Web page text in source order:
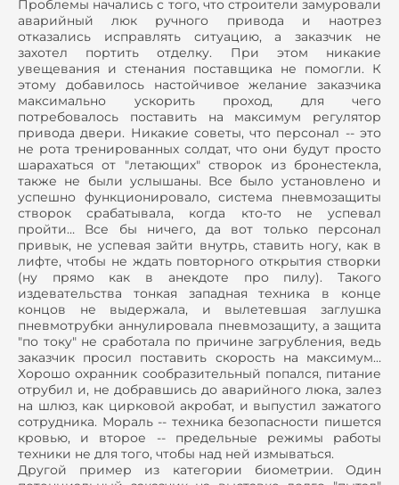
Проблемы начались с того, что строители замуровали
аварийный люк ручного привода и наотрез
отказались исправлять ситуацию, а заказчик не
захотел портить отделку. При этом никакие
увещевания и стенания поставщика не помогли. К
этому добавилось настойчивое желание заказчика
максимально ускорить проход, для чего
потребовалось поставить на максимум регулятор
привода двери. Никакие советы, что персонал -- это
не рота тренированных солдат, что они будут просто
шарахаться от "летающих" створок из бронестекла,
также не были услышаны. Все было установлено и
успешно функционировало, система пневмозащиты
створок срабатывала, когда кто-то не успевал
пройти… Все бы ничего, да вот только персонал
привык, не успевая зайти внутрь, ставить ногу, как в
лифте, чтобы не ждать повторного открытия створки
(ну прямо как в анекдоте про пилу). Такого
издевательства тонкая западная техника в конце
концов не выдержала, и вылетевшая заглушка
пневмотрубки аннулировала пневмозащиту, а защита
"по току" не сработала по причине загрубления, ведь
заказчик просил поставить скорость на максимум…
Хорошо охранник сообразительный попался, питание
отрубил и, не добравшись до аварийного люка, залез
на шлюз, как цирковой акробат, и выпустил зажатого
сотрудника. Мораль -- техника безопасности пишется
кровью, и второе -- предельные режимы работы
техники не для того, чтобы над ней измываться.
Другой пример из категории биометрии. Один